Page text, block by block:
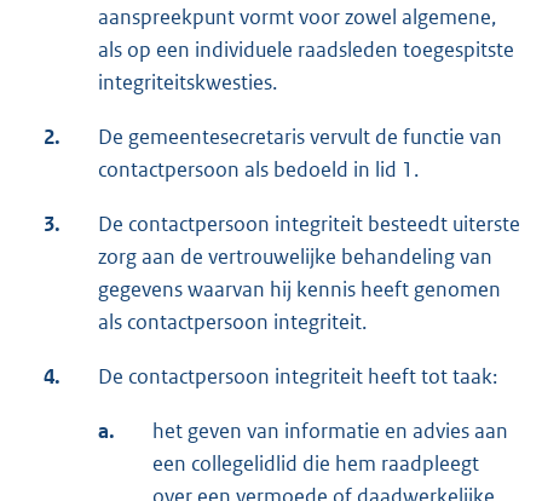
aanspreekpunt vormt voor zowel algemene,
als op een individuele raadsleden toegespitste
integriteitskwesties.
2.
De gemeentesecretaris vervult de functie van
contactpersoon als bedoeld in lid 1.
3.
De contactpersoon integriteit besteedt uiterste
zorg aan de vertrouwelijke behandeling van
gegevens waarvan hij kennis heeft genomen
als contactpersoon integriteit.
4. De contactpersoon integriteit heeft tot taak:
a.
het geven van informatie en advies aan
een collegelidlid die hem raadpleegt